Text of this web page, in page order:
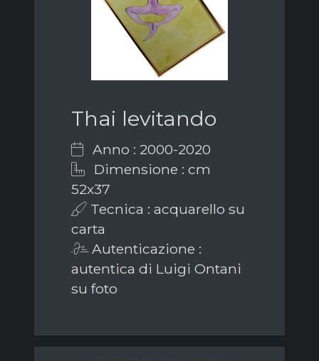
Thai levitando
Anno : 2000-2020
Dimensione : cm
52x37
Tecnica : acquarello su
carta
Autenticazione :
autentica di Luigi Ontani
su foto